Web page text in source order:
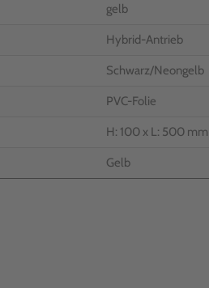
gelb
Hybrid-Antrieb
Schwarz/Neongelb
PVC-Folie
H: 100 x L: 500 mm
Gelb